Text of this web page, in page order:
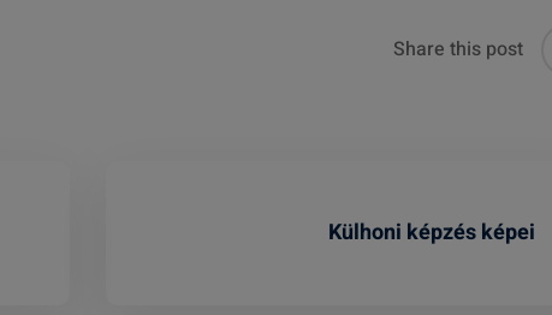
Share this post
Külhoni képzés képei